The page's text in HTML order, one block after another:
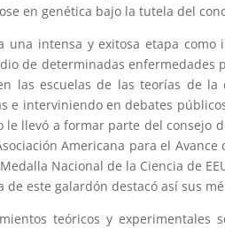
en genética bajo la tutela del
una intensa y exitosa etapa
de determinadas
las escuelas de las teorías de
e interviniendo en debates
le llevó a formar parte del consejo
Americana para el
Nacional de la Ciencia de
de este galardón destacó así sus
teóricos y